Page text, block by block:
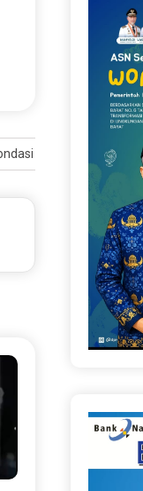
Karakter dan